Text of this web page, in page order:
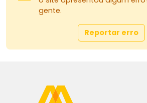
gente.
Reportar erro